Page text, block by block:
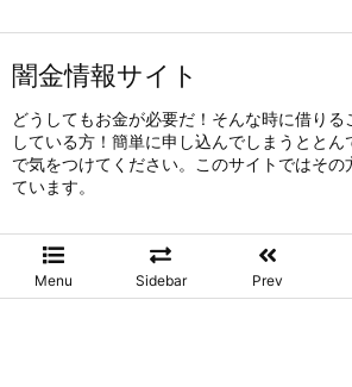
闇金情報サイト
どうしてもお金が必要だ！そんな時に借りる
している方！簡単に申し込んでしまうとと
で気をつけてください。このサイトではその
ています。
Menu Sidebar Prev